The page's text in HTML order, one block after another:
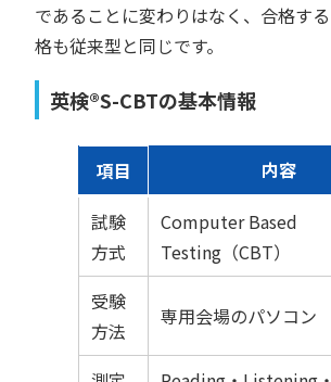
であることに変わりはなく、合格す
格も従来型と同じです。
英検®︎S-CBTの基本情報
項目
内容
試験
方式
Computer Based
Testing（CBT）
受験
方法
専用会場のパソコン